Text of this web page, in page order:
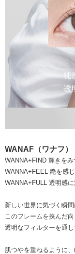
WANAF（ワナフ）
WANNA+FIND 輝きをみ
WANNA+FEEL 艶を感
WANNA+FULL 透明感
新しい世界に気づく瞬
このフレームを挟んだ
透明なフィルターを通
肌つやを重ねるように